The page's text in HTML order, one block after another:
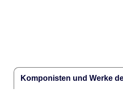
Komponisten und Werke